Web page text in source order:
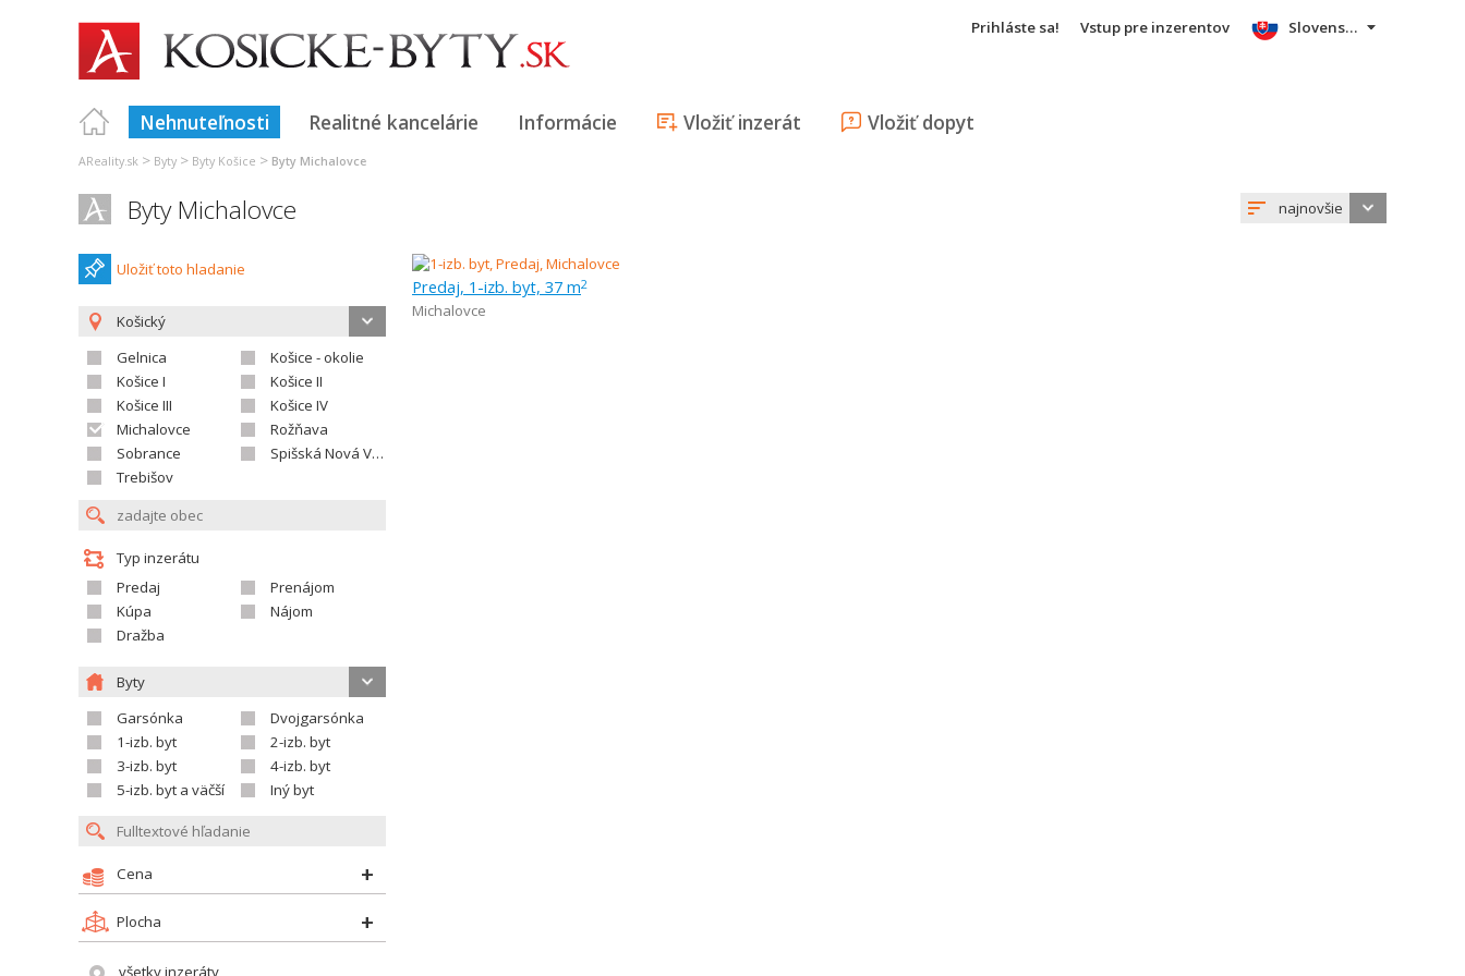
Prihláste sa! Vstup pre inzerentov
Nehnuteľnosti Realitné kancelárie Informácie Vložiť inzerát Vložiť dopyt
Slovensky
AReality.sk > Byty > Byty Košice > Byty Michalovce
Byty Michalovce najnovšie
Uložiť toto hladanie
Košický
Gelnica
Košice - okolie
Košice I
Košice II
Košice III
Košice IV
Michalovce
Rožňava
Sobrance
Spišská Nová Ves
Trebišov
Typ inzerátu
Predaj
Prenájom
Kúpa
Nájom
Dražba
Byty
Garsónka
Dvojgarsónka
1-izb. byt
2-izb. byt
3-izb. byt
4-izb. byt
5-izb. byt a väčší
Iný byt
Cena
Plocha
všetky inzeráty
Predaj, 1-izb. byt, 37 m2
Michalovce